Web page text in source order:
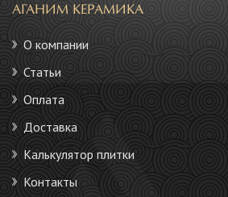
АГАНИМ КЕРАМИКА
О компании
Статьи
Оплата
Доставка
Калькулятор плитки
Контакты